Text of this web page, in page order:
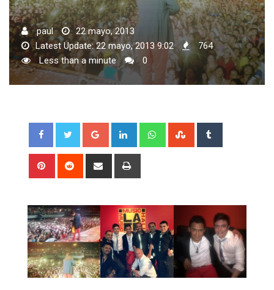
paul
22 mayo, 2013
Latest Update: 22 mayo, 2013 9:02
764
Less than a minute
0
Google+ LinkedIn WhatsappStumbleUpon
Pinterest Reddit
Share